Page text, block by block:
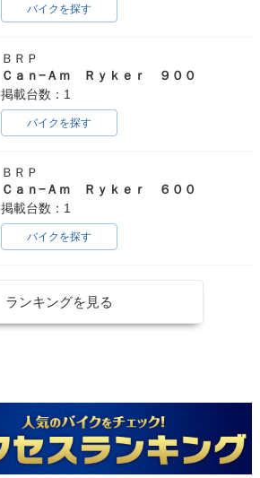
バイクを探す
ＢＲＰ
Ｃａｎ−Ａｍ Ｒｙｋｅｒ ９００
掲載台数：1
バイクを探す
ＢＲＰ
Ｃａｎ−Ａｍ Ｒｙｋｅｒ ６００
掲載台数：1
バイクを探す
ランキングを見る